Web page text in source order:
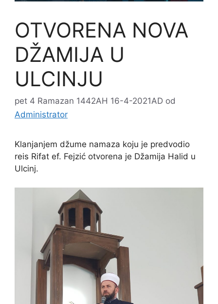
OTVORENA NOVA
DŽAMIJA U
ULCINJU
pet 4 Ramazan 1442AH 16-4-2021AD od
Administrator
Klanjanjem džume namaza koju je predvodio
reis Rifat ef. Fejzić otvorena je Džamija Halid u
Ulcinj.